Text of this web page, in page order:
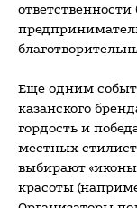
Еще одним
казанского
гордость и
местных
выбирают
красоты